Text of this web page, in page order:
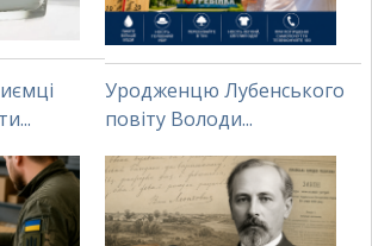
Уродженцю Лубенського
повіту Володи...